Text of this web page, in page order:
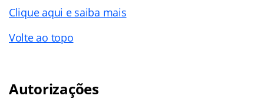
Clique aqui e saiba mais
Volte ao topo
Autorizações